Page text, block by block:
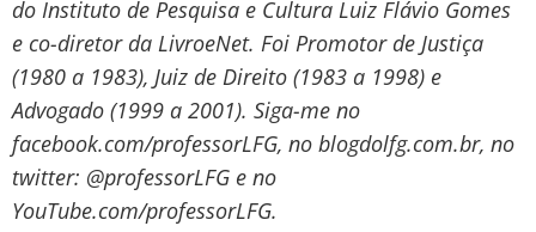
do Instituto de Pesquisa e Cultura Luiz Flávio Gomes
e co-diretor da LivroeNet. Foi Promotor de Justiça
(1980 a 1983), Juiz de Direito (1983 a 1998) e
Advogado (1999 a 2001). Siga-me no
facebook.com/professorLFG, no blogdolfg.com.br, no
twitter: @professorLFG e no
YouTube.com/professorLFG.